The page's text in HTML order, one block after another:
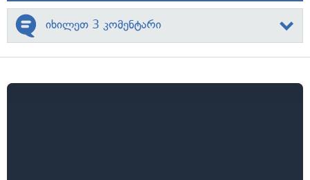
იხილეთ 3 კომენტარი